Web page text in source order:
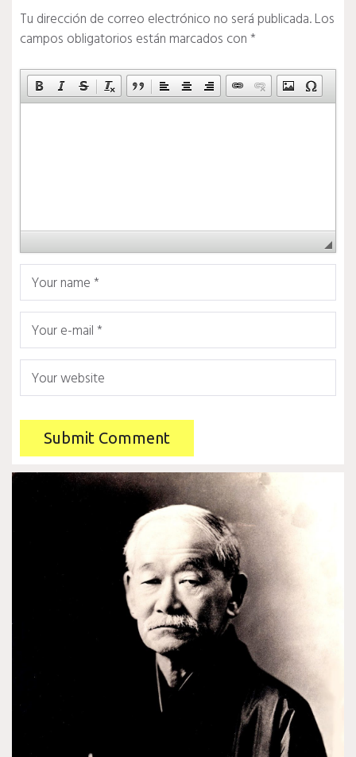
Tu dirección de correo electrónico no será publicada.Los
campos obligatorios están marcados con*